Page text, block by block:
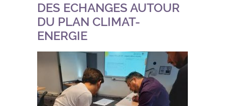
DES ECHANGES AUTOUR
DU PLAN CLIMAT-
ENERGIE